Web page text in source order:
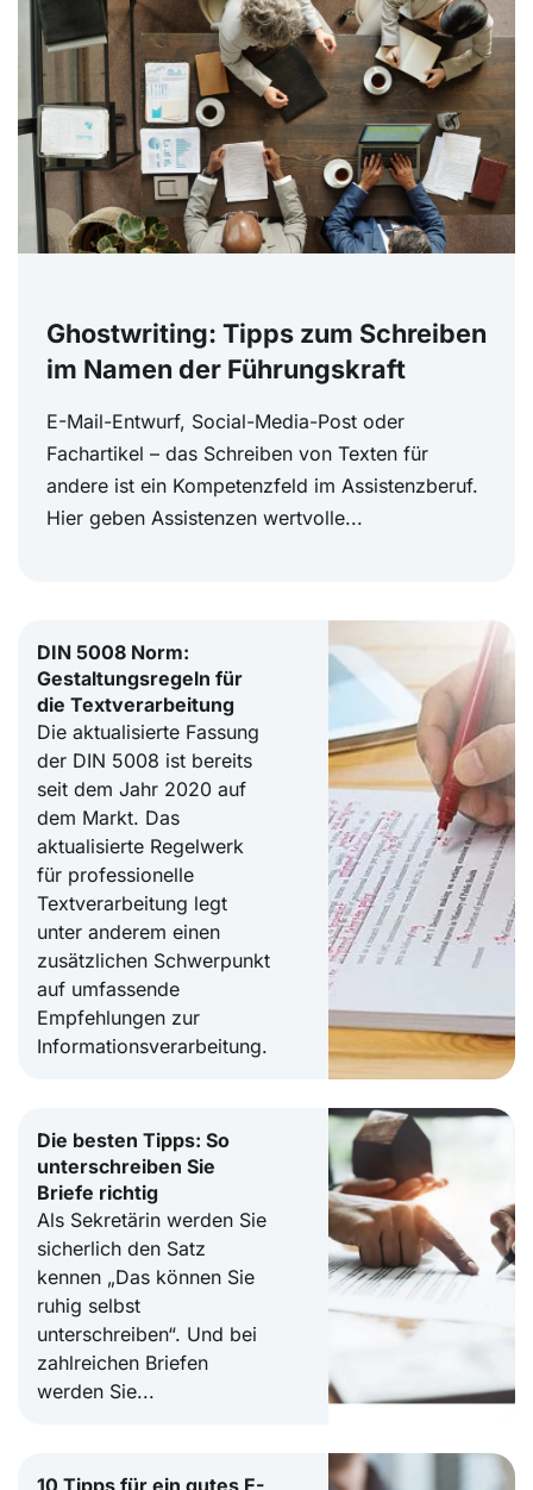
Ghostwriting: Tipps zum Schreiben
im Namen der Führungskraft
E-Mail-Entwurf, Social-Media-Post oder
Fachartikel – das Schreiben von Texten für
andere ist ein Kompetenzfeld im Assistenzberuf.
Hier geben Assistenzen wertvolle...
DIN 5008 Norm:
Gestaltungsregeln für
die Textverarbeitung
Die aktualisierte Fassung
der DIN 5008 ist bereits
seit dem Jahr 2020 auf
dem Markt. Das
aktualisierte Regelwerk
für professionelle
Textverarbeitung legt
unter anderem einen
zusätzlichen Schwerpunkt
auf umfassende
Empfehlungen zur
Informationsverarbeitung.
Die besten Tipps: So
unterschreiben Sie
Briefe richtig
Als Sekretärin werden Sie
sicherlich den Satz
kennen „Das können Sie
ruhig selbst
unterschreiben“. Und bei
zahlreichen Briefen
werden Sie...